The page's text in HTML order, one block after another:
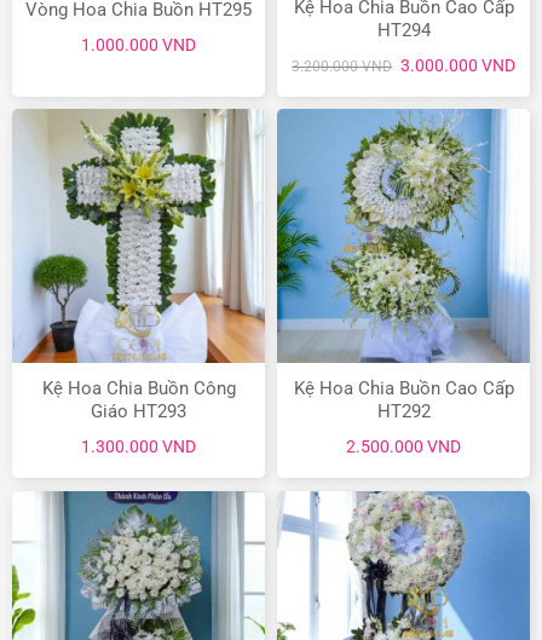
Vòng Hoa Chia Buồn HT295
1.000.000 VND
Kệ Hoa Chia Buồn Cao Cấp
HT294
3.200.000VND Giá
gốc
là:
3.200.000 VND.
3.000.000 VNDGiá
tại
Kệ Hoa Chia Buồn Công
Giáo HT293
1.300.000 VND
Kệ Hoa Chia Buồn Cao Cấp
HT292
2.500.000 VND